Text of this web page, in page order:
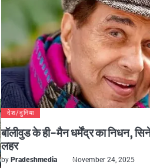
देश/दुनिया
बॉलीवुड के ही-मैन धर्मेंद्र का निधन,
लहर
by Pradeshmedia November 24, 2025